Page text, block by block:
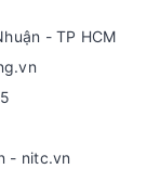
- TP HCM
- nitc.vn